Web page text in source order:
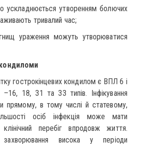
ускладнюється утворенням болючих
тривалий час;
ураження можуть утворюватися
гострокінцевих кондилом є ВПЛ 6 і
–16, 18, 31 та 33 типів. Інфікування
прямому, в тому числі й статевому,
осіб інфекція може мати
перебіг впродовж життя.
захворювання висока у періоди